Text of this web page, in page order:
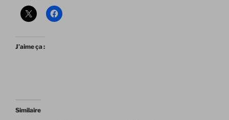
J’aime ça :
Similaire